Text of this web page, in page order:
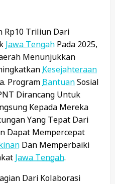
Rp10 Triliun Dari
Jawa Tengah Pada 2025,
Menunjukkan
Kesejahteraan
Program BantuanSosial
Dirancang Untuk
Kepada Mereka
Yang Tepat Dari
Dapat Mempercepat
Dan Memperbaiki
Jawa Tengah.
Dari Kolaborasi